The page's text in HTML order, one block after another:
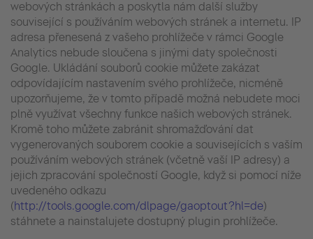
webových stránkách a poskytla nám další služby
související s používáním webových stránek a internetu. IP
adresa přenesená z vašeho prohlížeče v rámci Google
Analytics nebude sloučena s jinými daty společnosti
Google. Ukládání souborů cookie můžete zakázat
odpovídajícím nastavením svého prohlížeče, nicméně
upozorňujeme, že v tomto případě možná nebudete moci
plně využívat všechny funkce našich webových stránek.
Kromě toho můžete zabránit shromažďování dat
vygenerovaných souborem cookie a souvisejících s vaším
používáním webových stránek (včetně vaší IP adresy) a
jejich zpracování společností Google, když si pomocí níže
uvedeného odkazu
(http://tools.google.com/dlpage/gaoptout?hl=de)
stáhnete a nainstalujete dostupný plugin prohlížeče.